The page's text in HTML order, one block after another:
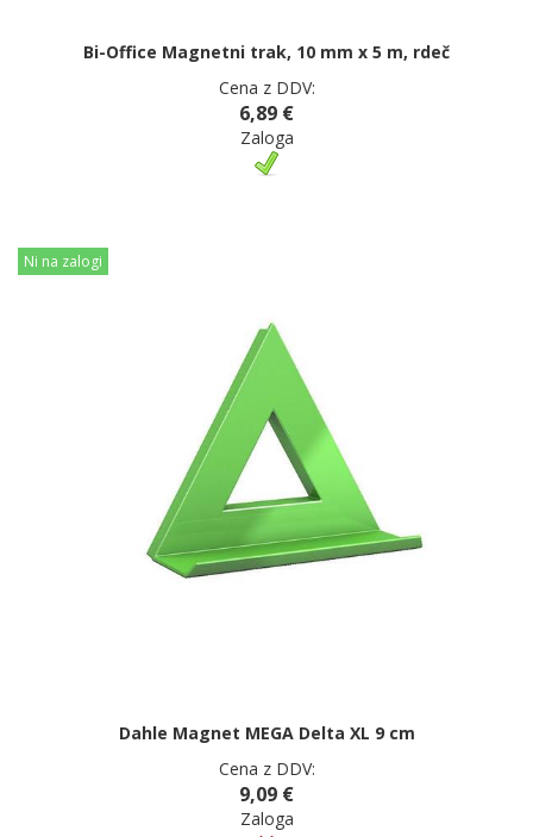
Bi-Office Magnetni trak, 10 mm x 5 m, rdeč
Cena z DDV:
6,89 €
Zaloga
Ni na zalogi
Dahle Magnet MEGA Delta XL 9 cm
Cena z DDV:
9,09 €
Zaloga